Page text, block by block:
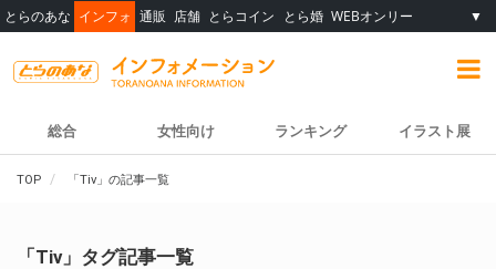
とらのあな インフォ 通販 店舗 とらコイン とら婚 WEBオンリー ▼
総合 女性向け ランキング イラスト展
TOP 「Tiv」の記事一覧
「Tiv」タグ記事一覧